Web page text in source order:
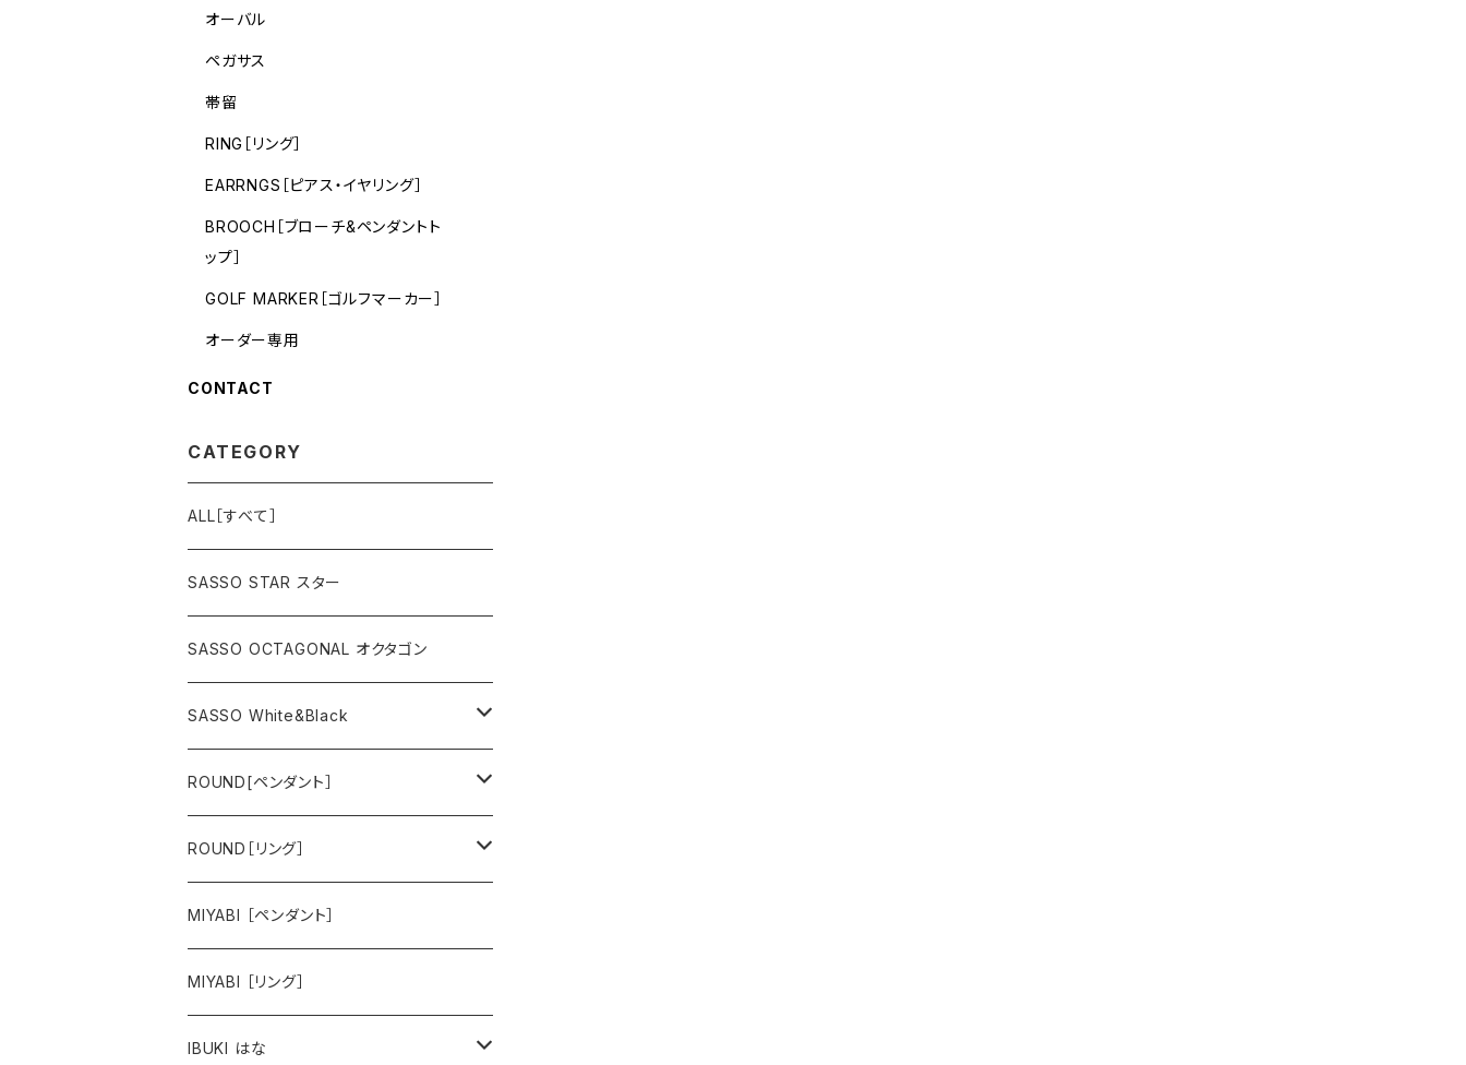
オーバル
ペガサス
帯留
RING［リング］
EARRNGS［ピアス・イヤリング］
BROOCH［ブローチ&ペンダントト
ップ］
GOLF MARKER［ゴルフマーカー］
オーダー専用
CONTACT
CATEGORY
ALL［すべて］
SASSO STAR スター
SASSO OCTAGONAL オクタゴン
SASSO White&Black
スター
オクタゴン
ROUND[ペンダント］
hana
animal
ROUND［リング］
hana
animal
MIYABI ［ペンダント］
MIYABI ［リング］
IBUKI はな